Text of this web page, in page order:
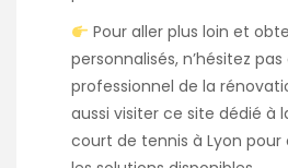
Pour aller plus loin et
personnalisés, n’hésitez
professionnel de la
aussi visiter ce site dédié à
court de tennis à Lyon pour